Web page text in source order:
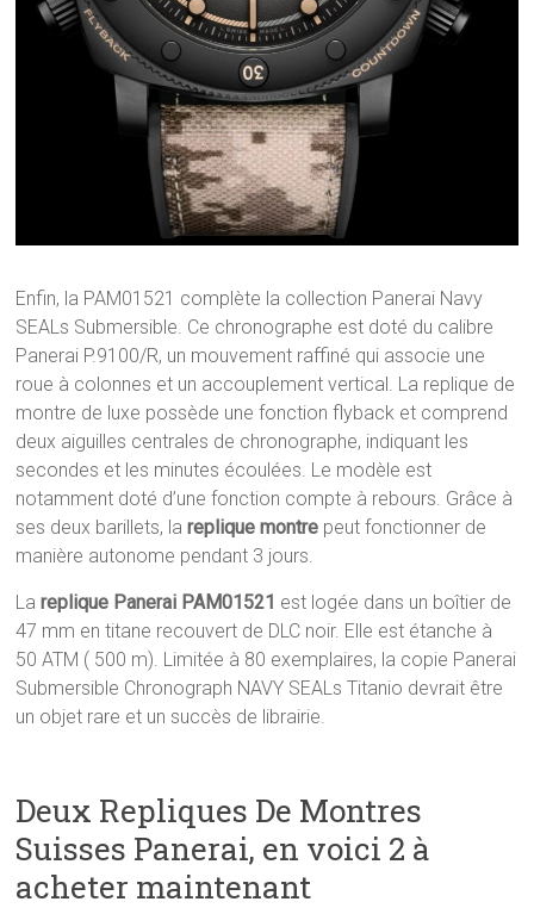
Enfin, la PAM01521 complète la collection Panerai Navy
SEALs Submersible. Ce chronographe est doté du calibre
Panerai P.9100/R, un mouvement raffiné qui associe une
roue à colonnes et un accouplement vertical. La replique de
montre de luxe possède une fonction flyback et comprend
deux aiguilles centrales de chronographe, indiquant les
secondes et les minutes écoulées. Le modèle est
notamment doté d’une fonction compte à rebours. Grâce à
ses deux barillets, lareplique montre peut fonctionner de
manière autonome pendant 3 jours.
Lareplique Panerai PAM01521 est logée dans un boîtier de
47 mm en titane recouvert de DLC noir. Elle est étanche à
50 ATM ( 500 m). Limitée à 80 exemplaires, la copie Panerai
Submersible Chronograph NAVY SEALs Titanio devrait être
un objet rare et un succès de librairie.
Deux Repliques De Montres
Suisses Panerai, en voici 2 à
acheter maintenant